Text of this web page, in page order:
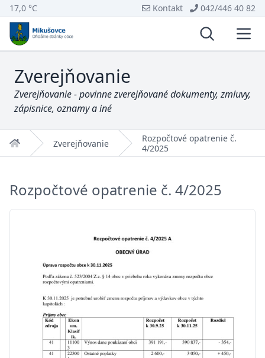
17,0 °C Kontakt 042/446 40 82
Vyhľadávanie
Zverejňovanie
Zverejňovanie - povinne zverejňované dokumenty, zmluvy,
zápisnice, oznamy a iné
Domov Zverejňovanie
Rozpočtové opatrenie č.
4/2025
Rozpočtové opatrenie č. 4/2025